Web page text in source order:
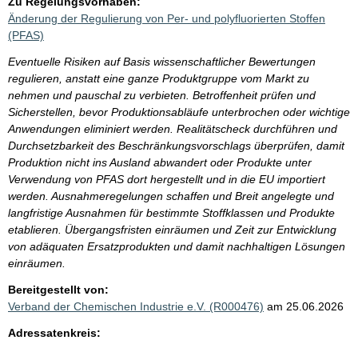
Änderung der Regulierung von Per- und polyfluorierten Stoffen
(PFAS)
Eventuelle Risiken auf Basis wissenschaftlicher Bewertungen
regulieren, anstatt eine ganze Produktgruppe vom Markt zu
nehmen und pauschal zu verbieten. Betroffenheit prüfen und
Sicherstellen, bevor Produktionsabläufe unterbrochen oder wichtige
Anwendungen eliminiert werden. Realitätscheck durchführen und
Durchsetzbarkeit des Beschränkungsvorschlags überprüfen, damit
Produktion nicht ins Ausland abwandert oder Produkte unter
Verwendung von PFAS dort hergestellt und in die EU importiert
werden. Ausnahmeregelungen schaffen und Breit angelegte und
langfristige Ausnahmen für bestimmte Stoffklassen und Produkte
etablieren. Übergangsfristen einräumen und Zeit zur Entwicklung
von adäquaten Ersatzprodukten und damit nachhaltigen Lösungen
einräumen.
Bereitgestellt von:
Verband der Chemischen Industrie e.V. (R000476) am 25.06.2026
Adressatenkreis: